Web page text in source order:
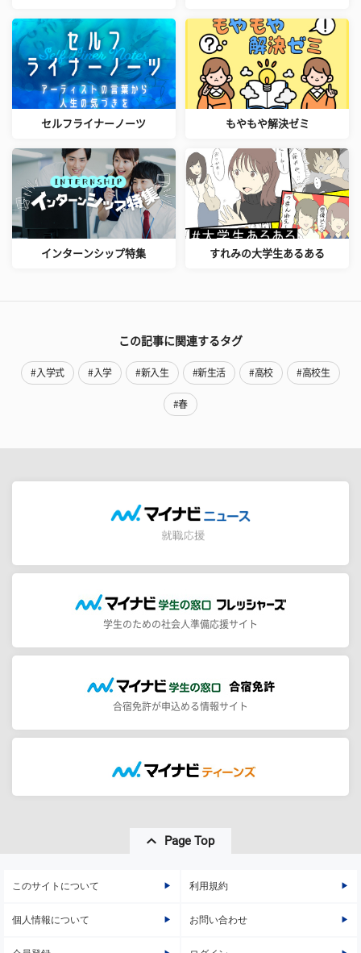
セルフライナーノーツ もやもや解決ゼミ
インターンシップ特集 すれみの大学生あるある
この記事に関連するタグ
#入学式 #入学 #新入生 #新生活 #高校 #高校生
#春
学生のための社会人準備応援サイト
合宿免許が申込める情報サイト
Page Top
このサイトについて 利用規約
個人情報について お問い合わせ